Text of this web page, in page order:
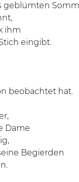
geblümten
ihm
eingibt.
beobachtet hat.
Dame
Begierden